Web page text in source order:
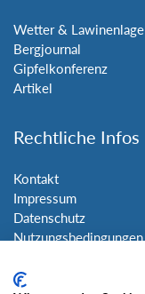
Wetter & Lawinenlage
Bergjournal
Gipfelkonferenz
Artikel
Rechtliche Infos
Kontakt
Impressum
Datenschutz
Nutzungsbedingungen